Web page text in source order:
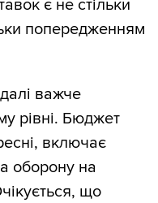
є не стільки
попередженням
важче
рівні. Бюджет
включає
оборону на
що